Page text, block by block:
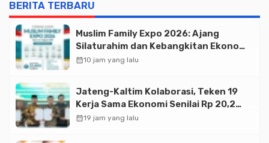
BERITA TERBARU
Muslim Family Expo 2026: Ajang
Silaturahim dan Kebangkitan Ekonomi
Halal di Jakarta
calendar_month10 jam yang lalu
Jateng-Kaltim Kolaborasi, Teken 19
Kerja Sama Ekonomi Senilai Rp 20,2
Triliun
calendar_month19 jam yang lalu